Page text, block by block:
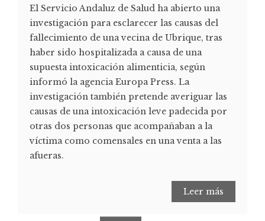
El Servicio Andaluz de Salud ha abierto una
investigación para esclarecer las causas del
fallecimiento de una vecina de Ubrique, tras
haber sido hospitalizada a causa de una
supuesta intoxicación alimenticia, según
informó la agencia Europa Press. La
investigación también pretende averiguar las
causas de una intoxicación leve padecida por
otras dos personas que acompañaban a la
víctima como comensales en una venta a las
afueras.
Leer más